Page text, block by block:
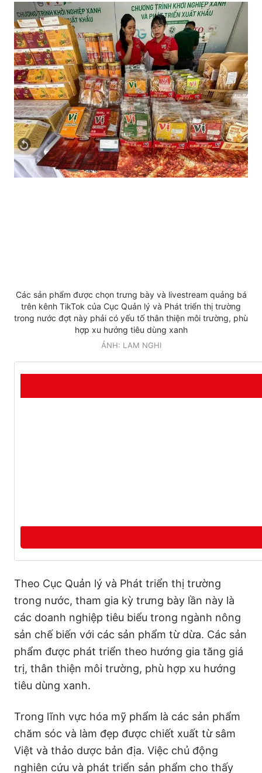
Các sản phẩm được chọn trưng bày và livestream quảng bá
trên kênh TikTok của Cục Quản lý và Phát triển thị trường
trong nước đợt này phải có yếu tố thân thiện môi trường, phù
hợp xu hướng tiêu dùng xanh
ẢNH: LAM NGHI
Theo Cục Quản lý và Phát triển thị trường
trong nước, tham gia kỳ trưng bày lần này là
các doanh nghiệp tiêu biểu trong ngành nông
sản chế biến với các sản phẩm từ dừa. Các sản
phẩm được phát triển theo hướng gia tăng giá
trị, thân thiện môi trường, phù hợp xu hướng
tiêu dùng xanh.
Trong lĩnh vực hóa mỹ phẩm là các sản phẩm
chăm sóc và làm đẹp được chiết xuất từ sâm
Việt và thảo dược bản địa. Việc chủ động
nghiên cứu và phát triển sản phẩm cho thấy